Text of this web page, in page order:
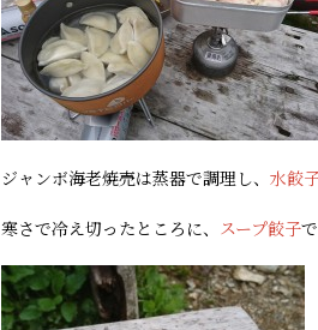
ジャンボ海老焼売は蒸器で調理し、 水餃
寒さで冷え切ったところに、 スープ餃子